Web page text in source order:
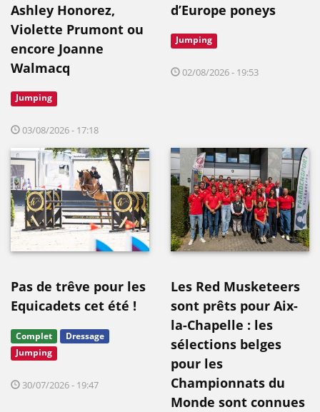
Ashley Honorez,
Violette Prumont ou
encore Joanne
Walmacq
Jumping
03/08/2026 - 17:18
d’Europe poneys
Jumping
02/08/2026 - 19:53
Pas de trêve pour les
Equicadets cet été !
Complet
Dressage
Jumping
30/07/2026 - 19:47
Les Red Musketeers
sont prêts pour Aix-
la-Chapelle : les
sélections belges
pour les
Championnats du
Monde sont connues